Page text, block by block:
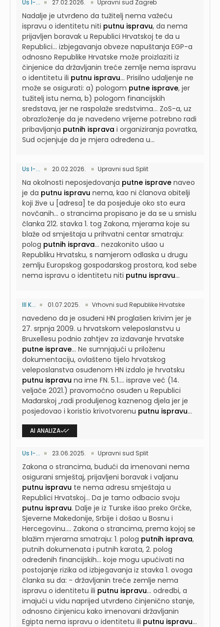
Us I-... 27.02.2026. Upravni sud Zagreb
Nadalje je utvrđeno da tužitelj nema važeću
ispravu o identitetu niti putnu ispravu, da nema
prijavljen boravak u Republici Hrvatskoj te da u
Republici... izbjegavanja obveze napuštanja EGP-a
odnosno Republike Hrvatske može proizlaziti iz
činjenice da državljanin treće zemlje nema ispravu
o identitetu ili putnu ispravu... Prisilno udaljenje ne
može se osigurati: a) pologom putne isprave, jer
tužitelj istu nema, b) pologom financijskih
sredstava, jer ne raspolaže sredstvima... ZoS-a, uz
obrazloženje da je navedeno vrijeme potrebno radi
pribavljanja putnih isprava i organiziranja povratka,
Sud ocjenjuje da je mjera određena u...
Us I-... 20.02.2026. Upravni sud Split
Na okolnosti neposjedovanja putne isprave naveo
je da putnu ispravu nema, kao ni članova obitelji
koji žive u [adresa] te da posjeduje oko sto eura
novčanih... o strancima propisano je da se u smislu
članka 212. stavka 1. tog Zakona, mjerama koje su
blaže od smještaja u prihvatni centar smatraju:
polog putnih isprava... nezakonito ušao u
Republiku Hrvatsku, s namjerom odlaska u drugu
zemlju Europskog gospodarskog prostora, kod sebe
nema ispravu o identitetu niti putnu ispravu...
III K... 01.07.2025. Vrhovni sud Republike Hrvatske
navedeno da je osuđeni HN proglašen krivim jer je
27. srpnja 2009. u hrvatskom veleposlanstvu u
Bruxellesu podnio zahtjev za izdavanje hrvatske
putne isprave... Ne sumnjajući u priloženu
dokumentaciju, ovlašteno tijelo hrvatskog
veleposlanstva osuđenom HN izdalo je hrvatsku
putnu ispravu na ime FN. 5.1.... isprave već (14.
veljače 2021.) pravomoćno osuđen u Republici
Mađarskoj „radi produljenog kaznenog djela jer je
posjedovao i koristio krivotvorenu putnu ispravu...
AI ANALIZA
Us I-... 23.06.2025. Upravni sud Split
Zakona o strancima, budući da imenovani nema
osigurani smještaj, prijavljeni boravak i valjanu
putnu ispravu te nema adresu smještaja u
Republici Hrvatskoj... Da je tamo odbacio svoju
putnu ispravu. Dalje je iz Turske išao preko Grčke,
Sjeverne Makedonije, Srbije i došao u Bosnu i
Hercegovinu.... Zakona o strancima, prema kojoj se
blažim mjerama smatraju: 1. polog putnih isprava,
putnih dokumenata i putnih karata, 2. polog
određenih financijskih... koje mogu upućivati na
postojanje rizika od izbjegavanja iz stavka 1. ovoga
članka su da: - državljanin treće zemlje nema
ispravu o identitetu ili putnu ispravu... odredbi, a
imajući u vidu naprijed utvrđeno činjenično stanje,
odnosno činjenicu kako imenovani državljanin
Egipta nema ispravu o identitetu ili putnu ispravu...